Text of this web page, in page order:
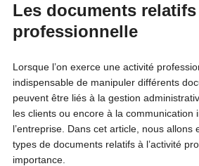
Les documents relatifs
professionnelle
Lorsque l’on exerce une activité
indispensable de manipuler différents
peuvent être liés à la gestion
les clients ou encore à la communication
l’entreprise. Dans cet article, nous allons
types de documents relatifs à l’activité
importance.